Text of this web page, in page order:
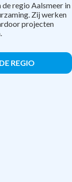
regio Aalsmeer in
Zij werken
projecten
REGIO